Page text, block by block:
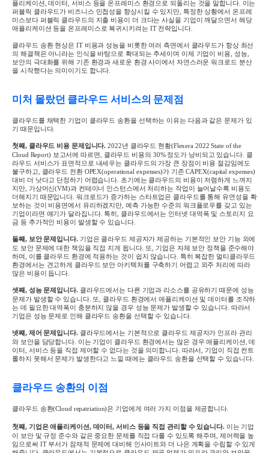
플리케이션 ,데이터 서비스 등을 온프레미스 환경으로 되돌리는 것을 말합니다. 이는
퍼블릭 클라우드가 비즈니스 민첩성을 향상시킬 수 있지만 특정한 상황에서 온프레
미스보다 퍼블릭 클라우드의 지출 비용이 더 크다는 사실을 기업이 깨달으면서 해당
애플리케이션 등을 온프레미스로 복귀시키려는IT전략입니다.
클라우드 송환 현상은 IT 비용과 성능을 비롯한 여러 측면에서 클라우드가 항상 최선
의 해결책은 아니라는 인식을 바탕으로 확대되는 추세이며 이제 기업이 비용 성능
보안의 극대화를 위해 기존 환경과 새로운 환경 사이에서 자연스러운 워크로드 분산
을 시작했다는 의미이기도 합니다
미처 몰랐던 클라우드 서비스의 문제점
클라우드를 채택한 기업이 클라우드 송환을 선택하는 이유는 다음과 같은 문제가 있
기 때문입니다.
첫째, 클라우드 비용 문제입니다. 2022년 클라우드 현황(Flexera 2022 State of the
Cloud Report) 보고서에 따르면 클라우드 비용의 30% 정도가 낭비되고 있습니다. 클
라우드 서비스가 표면적으로 내세우는 클라우드의 가장 큰 장점이 비용 절감임에도
불구하고 클라우드 전환OPEX(operational expenses)가 기존 CAPEX(capital expenses)
대비 더 낫다고 단정하기 어렵습니다 초기에는 클라우드의 비용이 저렴하게 느껴지
지만, 가상머신(VM)과 컨테이너 인스턴스에서 처리하는 작업이 늘어날수록 비용도
더해지기 때문입니다 워크로드가 증가하는 스타트업은 클라우드를 통해 유연성을 확
보하는 것이 비용면에서 유리하겠지만 예측 가능한 수준의 워크플로우를 갖고 있는
기업이라면 얘기가 달라집니다. 특히
클라우드에서는 인터넷 대역폭 및 스토리지 요
금 등 추가적인 비용이 발생할 수 있습니다.
둘째, 보안 문제입니다. 기업은 클라우드 제공자가 제공하는 기본적인 보안 기능 외에
도 보안 문제에 대한 책임을 직접 지게 됩니다. 또
기업은 자체 보안 정책을 준수해야
하며
이를 클라우드 환경에 적용하는 것이 쉽지 않습니다. 특히 복잡한 멀티클라우드
환경에서는 견고하게 클라우드 보안 아키텍처를 구축하기 어렵고 외주 처리에 따라
많은 비용이 듭니다
셋째, 성능 문제입니다. 클라우드에서는 다른 기업과 리소스를 공유하기 때문에 성능
문제가 발생할 수 있습니다. 또 ,클라우드 환경에서 애플리케이션 및 데이터를 조작하
는 데 필요한 대역폭이 충분하지 않을 경우 성능 문제가 발생할 수 있습니다. 따라서
기업은 성능 문제로 인해 클라우드 송환을 선택할 수 있습니다.
넷째, 제어 문제입니다. 클라우드에서는 기본적으로 클라우드 제공자가 인프라 관리
와 보안을 담당합니다 이는 기업이 클라우드 환경에서는 많은 경우 애플리케이션 ,데
이터
서비스 등을 직접 제어할 수 없다는 것을 의미합니다. 따라서
기업이 직접 컨트
롤하지 못해서 문제가 발생한다고 느낄 때에는 클라우드 송환을 선택할 수 있습니다.
클라우드 송환의 이점
클라우드 송환(Cloud repatriation)은 기업에게 여러 가지 이점을 제공합니다
첫째, 기업은 애플리케이션, 데이터, 서비스 등을 직접 관리할 수 있습니다. 이는 기업
이 보안 및 규정 준수와 같은 중요한 문제를 직접 다룰 수 있도록 해주며
제어력을 높
임으로써 IT부서가 잠재적 문제에 대비해 인사이트와 더 나은 계획을 수립할 수 있게